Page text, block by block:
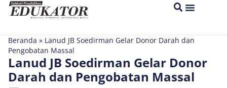
Beranda » Lanud JB Soedirman Gelar Donor Darah dan
Pengobatan Massal
Lanud JB Soedirman Gelar Donor
Darah dan Pengobatan Massal